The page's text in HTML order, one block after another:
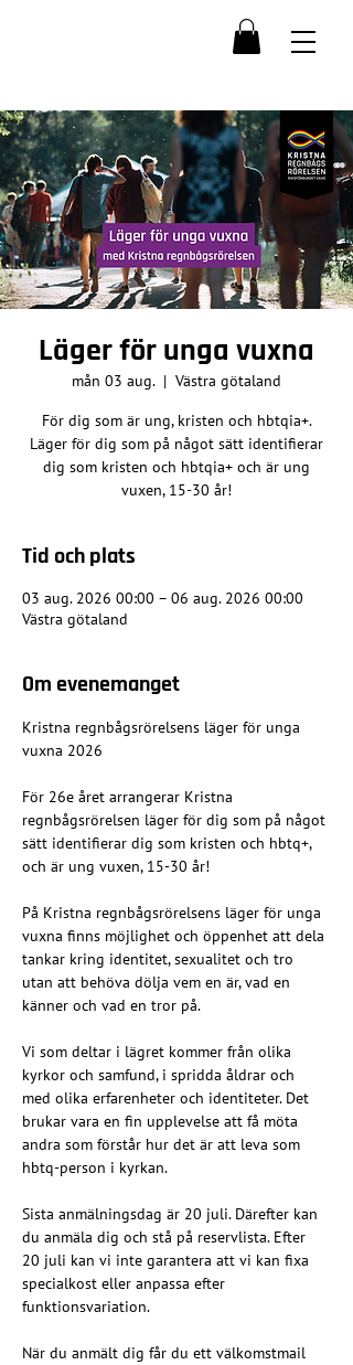
Läger för unga vuxna
mån 03 aug.
  |
Västra götaland
För dig som är ung, kristen och hbtqia+.
Läger för dig som på något sätt identifierar
dig som kristen och hbtqia+ och är ung
vuxen, 15-30 år!
Tid och plats
03 aug. 2026 00:00 – 06 aug. 2026 00:00
Västra götaland
Om evenemanget
Kristna regnbågsrörelsens läger för unga
vuxna 2026
För 26e året arrangerar Kristna
regnbågsrörelsen läger för dig som på något
sätt identifierar dig som kristen och hbtq+,
och är ung vuxen, 15-30 år!
På Kristna regnbågsrörelsens läger för unga
vuxna finns möjlighet och öppenhet att dela
tankar kring identitet, sexualitet och tro
utan att behöva dölja vem en är, vad en
känner och vad en tror på.
Vi som deltar i lägret kommer från olika
kyrkor och samfund, i spridda åldrar och
med olika erfarenheter och identiteter. Det
brukar vara en fin upplevelse att få möta
andra som förstår hur det är att leva som
hbtq-person i kyrkan.
Sista anmälningsdag är 20 juli. Därefter kan
du anmäla dig och stå på reservlista. Efter
20 juli kan vi inte garantera att vi kan fixa
specialkost eller anpassa efter
funktionsvariation.
När du anmält dig får du ett välkomstmail